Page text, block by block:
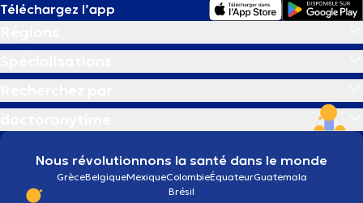
Téléchargez l’app
Nous révolutionnons la santé dans le monde
GrèceBelgiqueMexiqueColombieÉquateurGuatemala
Brésil